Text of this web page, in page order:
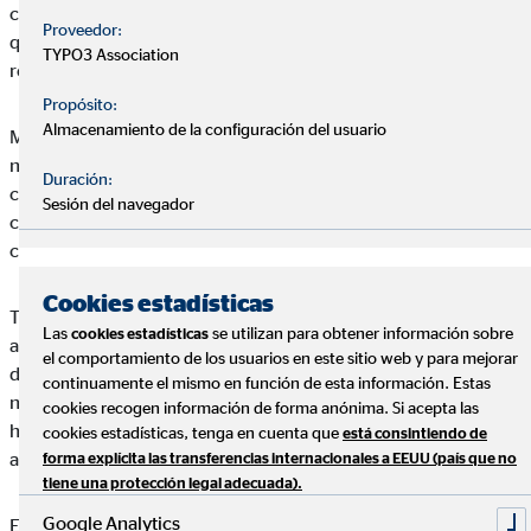
continuado de la cartera de clientes demuestra que el servicio
que OVB presta a las personas continúa siendo de gran
relevancia.
Mario Freis, CEO de la OVB Holding AG: »La rapidez con la que
nuestros consultores financieros han logrado adaptarse a los
cambios en las condiciones marco siendo muy activos en el
cumplimiento de sus responsabilidades con nuestros clientes,
constituye un gran éxito para nosotros.«
Thomas Hücker, COO de la OVB Holding AG, añade: »Hemos
aprovechado el cambio en las condiciones marco para acelerar
decisivamente la transformación digital. A nivel europeo
nuestros consultores financieros aprovechan intensamente las
herramientas en línea puestas a su disposición para facilitar el
asesoramiento.«
En el primer semestre 2020, el Grupo OVB generó un beneficio
Proveedor:
TYPO3 Association
Propósito:
Almacenamiento de la configuración del usuario
Duración:
Sesión del navegador
Cookies estadísticas
Las cookies estadísticas se utilizan para obtener información sobre
el comportamiento de los usuarios en este sitio web y para mejorar
continuamente el mismo en función de esta información. Estas
cookies recogen información de forma anónima. Si acepta las
cookies estadísticas, tenga en cuenta que está consintiendo de
forma explícita las transferencias internacionales a EEUU (país que no
tiene una protección legal adecuada).
Google Analytics